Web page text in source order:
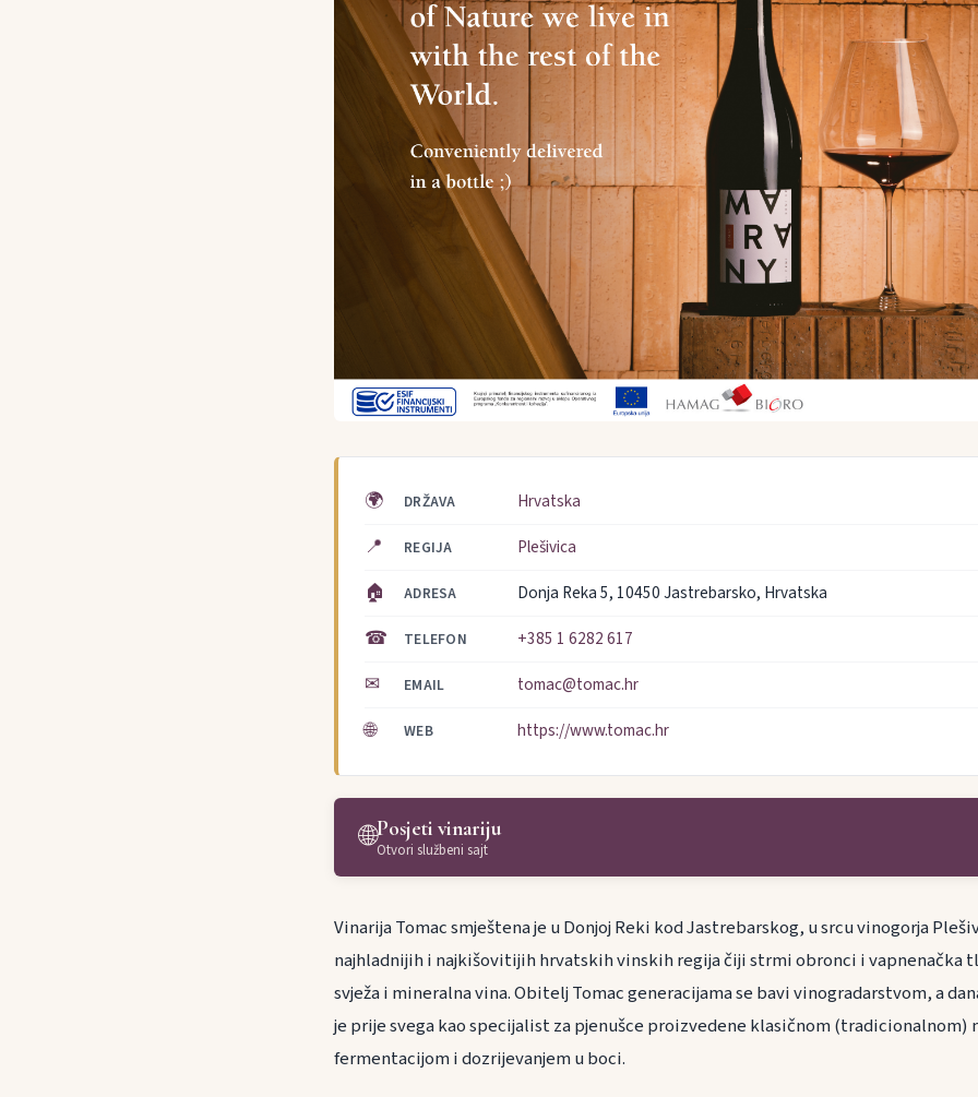
🌍 DRŽAVA Hrvatska
📍 REGIJA Plešivica
🏠 ADRESA Donja Reka 5, 10450 Jastrebarsko, Hrvatska
☎ TELEFON +385 1 6282 617
✉ EMAIL tomac@tomac.hr
🌐 WEB https://www.tomac.hr
🌐Posjeti vinariju
Otvori službeni sajt
Vinarija Tomac smještena je u Donjoj Reki kod Jastrebarskog, u srcu vinogorja
najhladnijih i najkišovitijih hrvatskih vinskih regija čiji strmi obronci i vapnenačka
svježa i mineralna vina. Obitelj Tomac generacijama se bavi vinogradarstvom, a
je prije svega kao specijalist za pjenušce proizvedene klasičnom (tradicionalnom)
fermentacijom i dozrijevanjem u boci.